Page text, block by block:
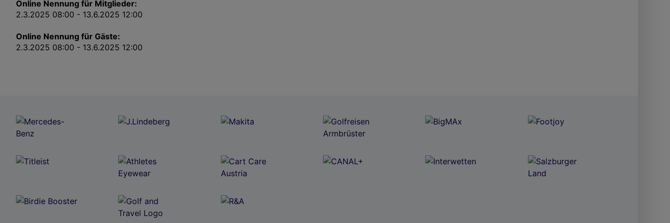
Online Nennung für Mitglieder:
2.3.2025 08:00 - 13.6.2025 12:00
Online Nennung für Gäste:
2.3.2025 08:00 - 13.6.2025 12:00